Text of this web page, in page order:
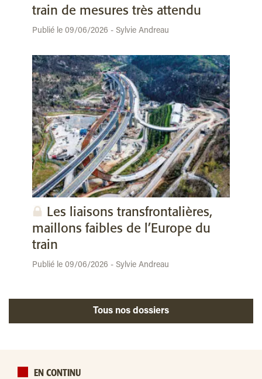
train de mesures très attendu
Publié le 09/06/2026 - Sylvie Andreau
Les liaisons transfrontalières,
maillons faibles de l’Europe du
train
Publié le 09/06/2026 - Sylvie Andreau
Tous nos dossiers
EN CONTINU